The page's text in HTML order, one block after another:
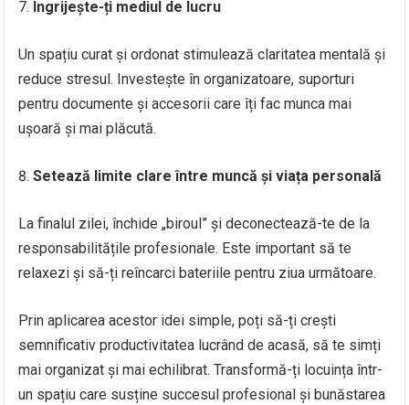
Îngrijește-ți mediul de lucru
Un spațiu curat și ordonat stimulează claritatea mentală și
reduce stresul. Investește în organizatoare, suporturi
pentru documente și accesorii care îți fac munca mai
ușoară și mai plăcută.
Setează limite clare între muncă și viața personală
La finalul zilei, închide „biroul” și deconectează-te de la
responsabilitățile profesionale. Este important să te
relaxezi și să-ți reîncarci bateriile pentru ziua următoare.
Prin aplicarea acestor idei simple, poți să-ți crești
semnificativ productivitatea lucrând de acasă, să te simți
mai organizat și mai echilibrat. Transformă-ți locuința într-
un spațiu care susține succesul profesional și bunăstarea